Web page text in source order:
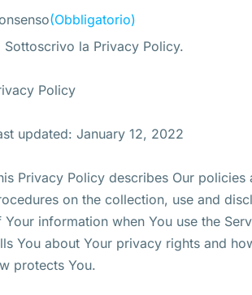
(Obbligatorio)
Sottoscrivo la Privacy Policy.
Policy
updated: January 12, 2022
Privacy Policy describes Our policies
on the collection, use and
Your information when You use the
You about Your privacy rights and
protects You.